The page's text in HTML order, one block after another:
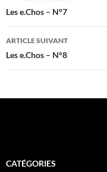
des
articles
Les e.Chos – N°7
ARTICLE SUIVANT
Les e.Chos – N°8
CATÉGORIES